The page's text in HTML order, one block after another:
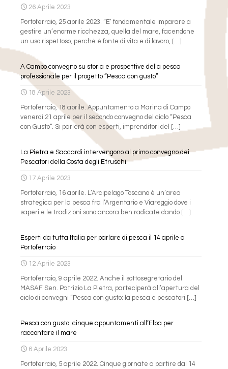
26 Aprile 2023
Portoferraio, 25 aprile 2023. “E’ fondamentale imparare a
gestire un’enorme ricchezza, quella del mare, facendone
un uso rispettoso, perché è fonte di vita e di lavoro, […]
A Campo convegno su storia e prospettive della pesca
professionale per il progetto “Pesca con gusto”
18 Aprile 2023
Portoferraio, 18 aprile. Appuntamento a Marina di Campo
venerdì 21 aprile per il secondo convegno del ciclo “Pesca
con Gusto”. Si parlerà con esperti, imprenditori del […]
La Pietra e Saccardi intervengono al primo convegno dei
Pescatori della Costa degli Etruschi
17 Aprile 2023
Portoferraio, 16 aprile. L’Arcipelago Toscano è un’area
strategica per la pesca fra l’Argentario e Viareggio dove i
saperi e le tradizioni sono ancora ben radicate dando […]
Esperti da tutta Italia per parlare di pesca il 14 aprile a
Portoferraio
12 Aprile 2023
Portoferraio, 9 aprile 2022. Anche il sottosegretario del
MASAF Sen. Patrizio La Pietra, parteciperà all’apertura del
ciclo di convegni “Pesca con gusto: la pesca e pescatori […]
Pesca con gusto: cinque appuntamenti all’Elba per
raccontare il mare
6 Aprile 2023
Portoferraio, 5 aprile 2022. Cinque giornate a partire dal 14